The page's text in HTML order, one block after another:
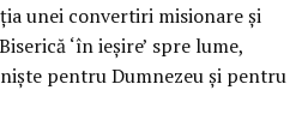
unei convertiri misionare şi
‘în ieşire’ spre lume,
pentru Dumnezeu şi pentru